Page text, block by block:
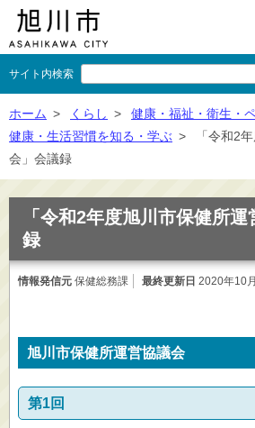
サイト内検索
くらし
事業者向け
施設一覧
×閉じる
ホーム > くらし > 健康・福祉・衛生・
健康・生活習慣を知る・学ぶ >
「令和2
会」会議録
「令和2年度旭川市保健所
録
情報発信元 保健総務課 最終更新日 2020年10
旭川市保健所運営協議会
第1回